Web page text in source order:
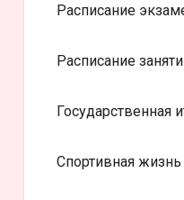
Расписание
Расписание
Государственная
Спортивная жизнь